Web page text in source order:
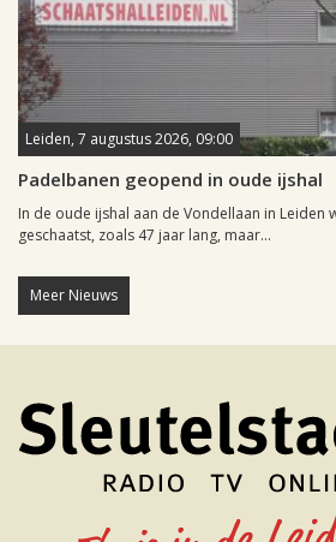
Leiden, 7 augustus 2026, 09:00
Padelbanen geopend in oude ijshal
In de oude ijshal aan de Vondellaan in
geschaatst, zoals 47 jaar lang, maar...
Meer Nieuws